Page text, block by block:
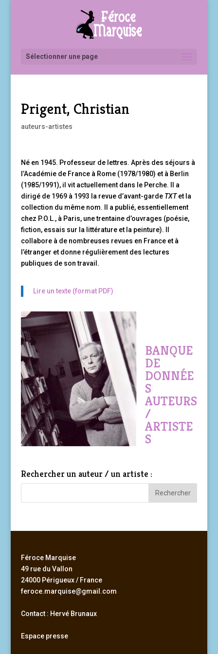
Sélectionner une page
Prigent, Christian
auteurs-artistes
Né en 1945. Professeur de lettres. Après des séjours à
l’Académie de France à Rome (1978/1980) et à Berlin
(1985/1991), il vit actuellement dans le Perche. Il a
dirigé de 1969 à 1993 la revue d’avant-garde TXTet la
collection du même nom. Il a publié, essentiellement
chez P.O.L., à Paris, une trentaine d’ouvrages (poésie,
fiction, essais sur la littérature et la peinture). Il
collabore à de nombreuses revues en France et à
l’étranger et donne régulièrement des lectures
publiques de son travail.
Lire un texte (format PDF)
BANQUE
DE
DONNÉE
S
AUTEURS
/
ARTISTE
S
Rechercher un auteur / un artiste :
Féroce Marquise
49 rue du Vallon
24000 Périgueux / France
feroce.marquise@gmail.com
Contact : Hervé Brunaux
Espace presse